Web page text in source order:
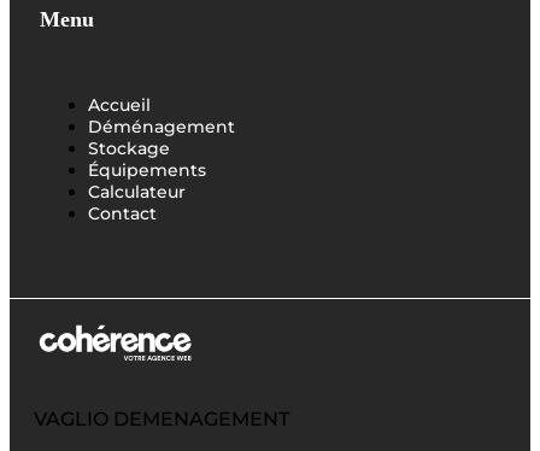
Menu
Accueil
Déménagement
Stockage
Équipements
Calculateur
Contact
VAGLIO DEMENAGEMENT